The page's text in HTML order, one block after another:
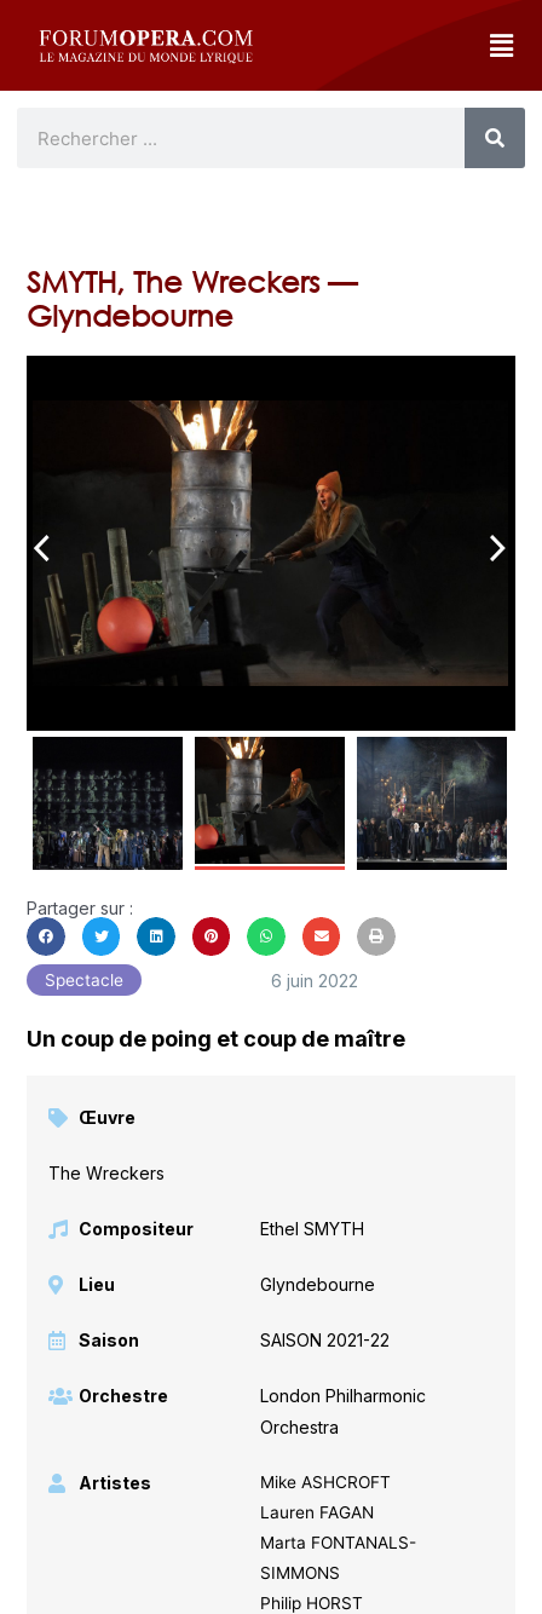
SMYTH, The Wreckers —
Glyndebourne
arrow_back_ios arrow_forward_ios
Partager sur :
Spectacle 6 juin 2022
Un coup de poing et coup de maître
Œuvre
The Wreckers
Compositeur Ethel SMYTH
Lieu Glyndebourne
Saison SAISON 2021-22
Orchestre
London Philharmonic
Orchestra
Artistes
Mike ASHCROFT
Lauren FAGAN
Marta FONTANALS-
SIMMONS
Philip HORST